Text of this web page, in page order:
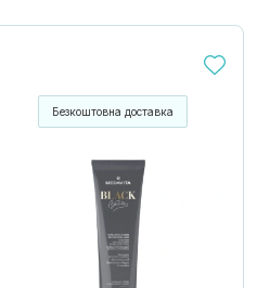
Безкоштовна доставка